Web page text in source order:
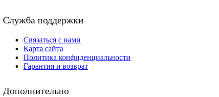
Служба поддержки
Связаться с нами
Карта сайта
Политика конфиденциальности
Гарантия и возврат
Дополнительно